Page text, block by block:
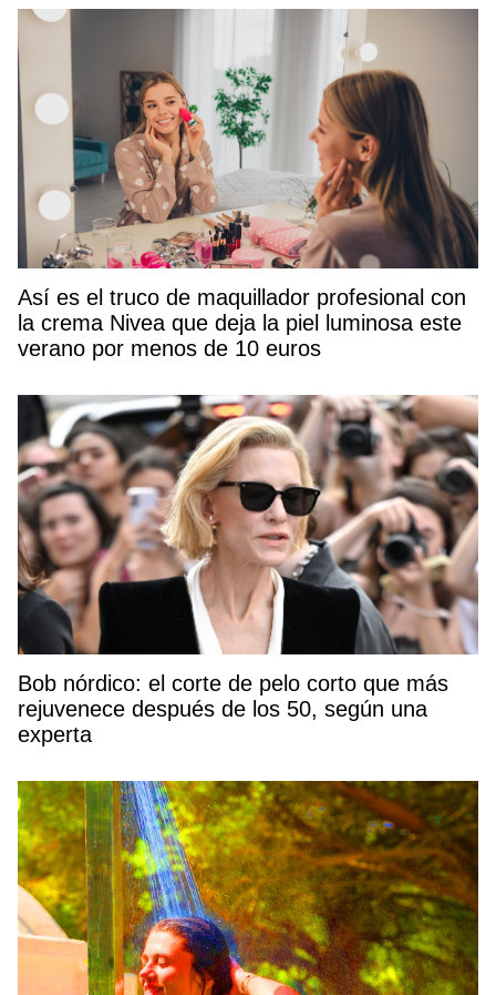
Así es el truco de maquillador profesional con
la crema Nivea que deja la piel luminosa este
verano por menos de 10 euros
Bob nórdico: el corte de pelo corto que más
rejuvenece después de los 50, según una
experta